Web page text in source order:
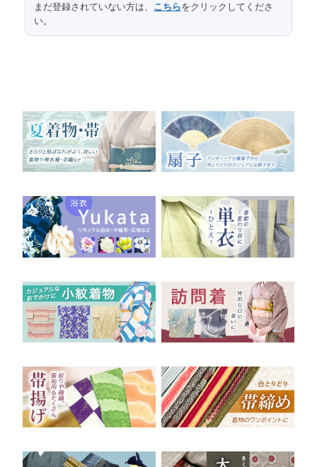
まだ登録されていない方は、 こちらをクリックしてくださ
い。